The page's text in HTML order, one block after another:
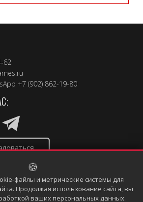
62
+7 (902) 862-19-80
🍪
файлы и метрические системы для
Продолжая использование сайта, вы
ваших персональных данных.